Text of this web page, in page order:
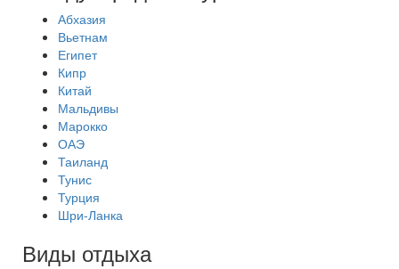
Абхазия
Вьетнам
Египет
Кипр
Китай
Мальдивы
Марокко
ОАЭ
Таиланд
Тунис
Турция
Шри-Ланка
Виды отдыха